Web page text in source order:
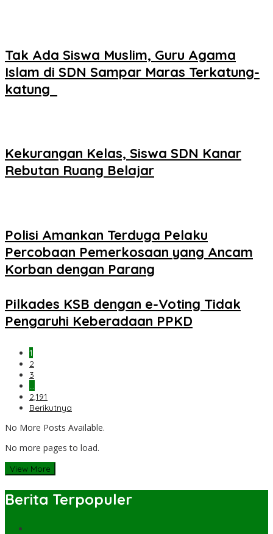
Tak Ada Siswa Muslim, Guru Agama
Islam di SDN Sampar Maras Terkatung-
katung ‎
Kekurangan Kelas, Siswa SDN Kanar
Rebutan Ruang Belajar
Polisi Amankan Terduga Pelaku
Percobaan Pemerkosaan yang Ancam
Korban dengan Parang
Pilkades KSB dengan e-Voting Tidak
Pengaruhi Keberadaan PPKD
1
2
3
…
2,191
Berikutnya
No More Posts Available.
No more pages to load.
View More
Berita Terpopuler